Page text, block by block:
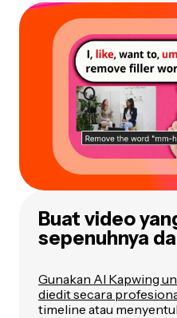
Buat video
sepenuhnya
Gunakan AI Kapwing
diedit secara
timeline atau